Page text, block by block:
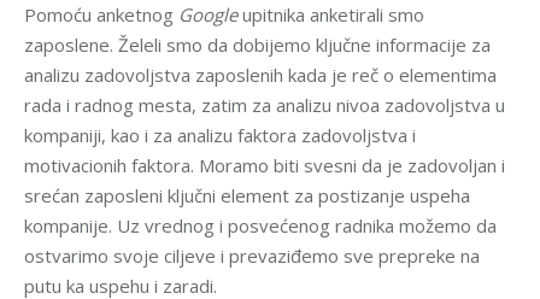
Pomoću anketnog Googleupitnika anketirali smo
zaposlene. Želeli smo da dobijemo ključne informacije za
analizu zadovoljstva zaposlenih kada je reč o elementima
rada i radnog mesta, zatim za analizu nivoa zadovoljstva u
kompaniji, kao i za analizu faktora zadovoljstva i
motivacionih faktora. Moramo biti svesni da je zadovoljan i
srećan zaposleni ključni element za postizanje uspeha
kompanije. Uz vrednog i posvećenog radnika možemo da
ostvarimo svoje ciljeve i prevaziđemo sve prepreke na
putu ka uspehu i zaradi.